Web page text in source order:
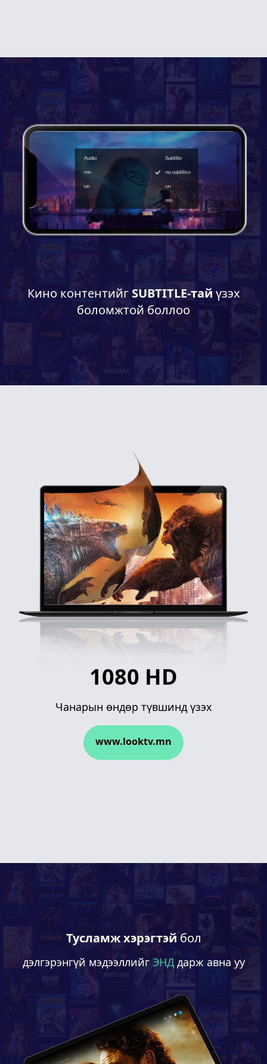
Кино контентийг SUBTITLE-тайүзэх
боломжтой боллоо
1080 HD
Чанарын өндөр түвшинд үзэх
www.looktv.mn
Тусламж хэрэгтэй бол
дэлгэрэнгүй мэдээллийг ЭНДдарж авна уу